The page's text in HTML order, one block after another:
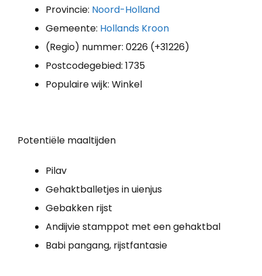
Provincie: Noord-Holland
Gemeente: Hollands Kroon
(Regio) nummer: 0226 (+31226)
Postcodegebied: 1735
Populaire wijk: Winkel
Potentiële maaltijden
Pilav
Gehaktballetjes in uienjus
Gebakken rijst
Andijvie stamppot met een gehaktbal
Babi pangang, rijstfantasie